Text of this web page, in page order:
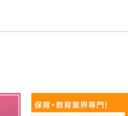
ります！
り上げることを大切にしてい